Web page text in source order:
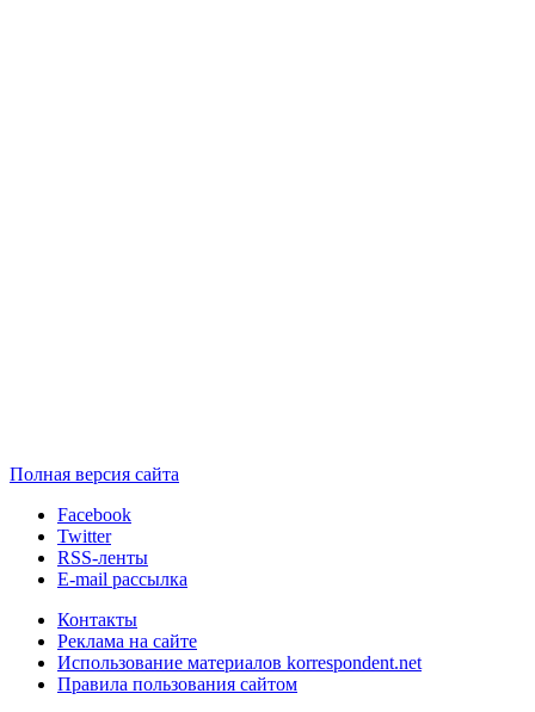
Полная версия сайта
Facebook
Twitter
RSS-ленты
E-mail рассылка
Контакты
Реклама на сайте
Использование материалов korrespondent.net
Правила пользования сайтом